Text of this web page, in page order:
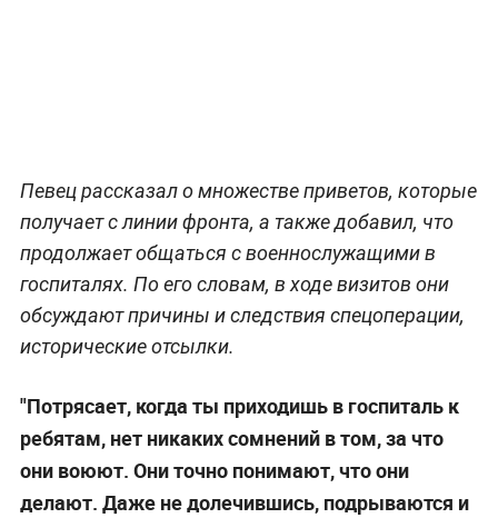
Певец рассказал о множестве приветов, которые
получает с линии фронта, а также добавил, что
продолжает общаться с военнослужащими в
госпиталях. По его словам, в ходе визитов они
обсуждают причины и следствия спецоперации,
исторические отсылки.
"Потрясает, когда ты приходишь в госпиталь к
ребятам, нет никаких сомнений в том, за что
они воюют. Они точно понимают, что они
делают. Даже не долечившись, подрываются и